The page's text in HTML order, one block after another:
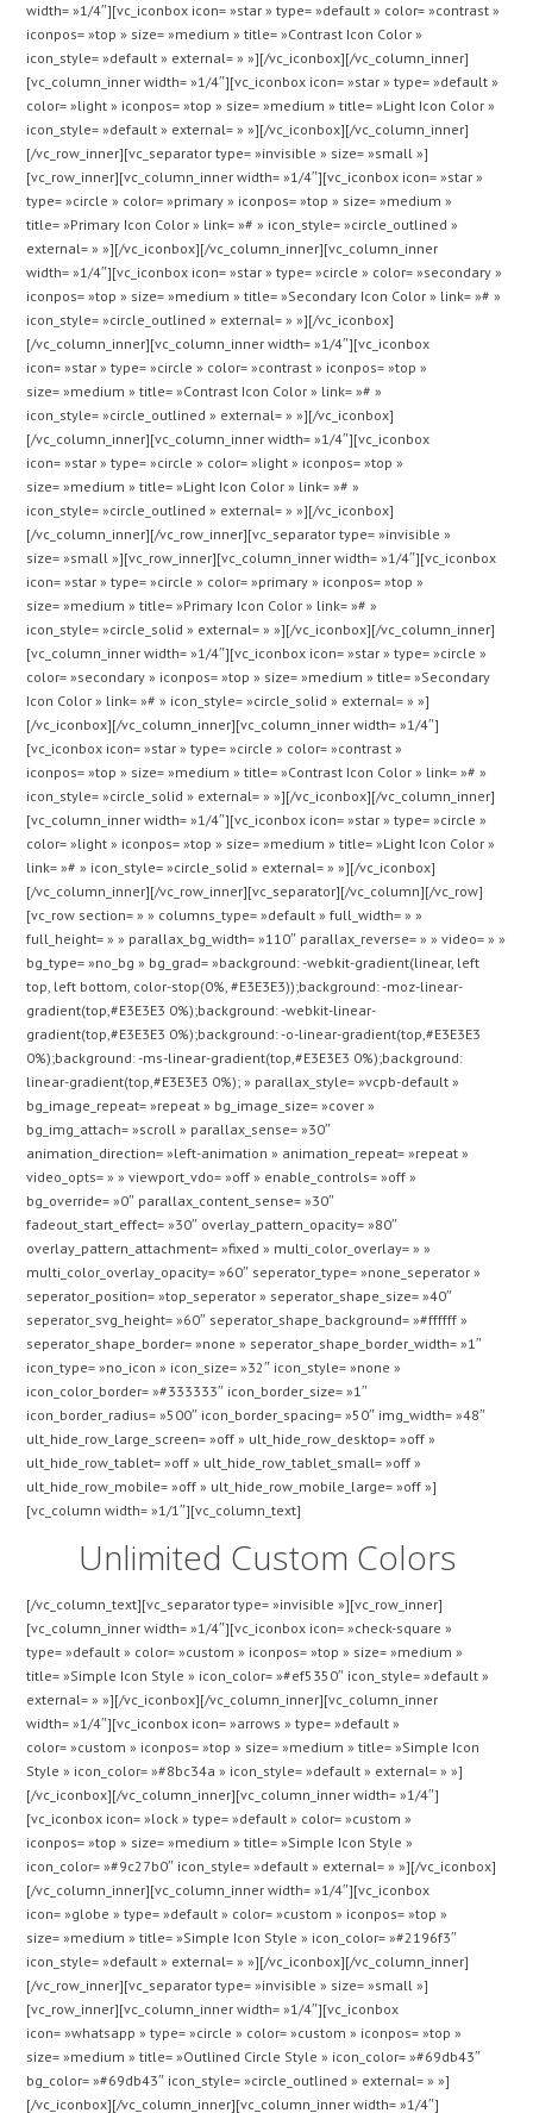
width= »1/4″][vc_iconbox icon= »star » type= »default » color= »contrast »
iconpos= »top » size= »medium » title= »Contrast Icon Color »
icon_style= »default » external= » »][/vc_iconbox][/vc_column_inner]
[vc_column_inner width= »1/4″][vc_iconbox icon= »star » type= »default »
color= »light » iconpos= »top » size= »medium » title= »Light Icon Color »
icon_style= »default » external= » »][/vc_iconbox][/vc_column_inner]
[/vc_row_inner][vc_separator type= »invisible » size= »small »]
[vc_row_inner][vc_column_inner width= »1/4″][vc_iconbox icon= »star »
type= »circle » color= »primary » iconpos= »top » size= »medium »
title= »Primary Icon Color » link= »# » icon_style= »circle_outlined »
external= » »][/vc_iconbox][/vc_column_inner][vc_column_inner
width= »1/4″][vc_iconbox icon= »star » type= »circle » color= »secondary »
iconpos= »top » size= »medium » title= »Secondary Icon Color » link= »# »
icon_style= »circle_outlined » external= » »][/vc_iconbox]
[/vc_column_inner][vc_column_inner width= »1/4″][vc_iconbox
icon= »star » type= »circle » color= »contrast » iconpos= »top »
size= »medium » title= »Contrast Icon Color » link= »# »
icon_style= »circle_outlined » external= » »][/vc_iconbox]
[/vc_column_inner][vc_column_inner width= »1/4″][vc_iconbox
icon= »star » type= »circle » color= »light » iconpos= »top »
size= »medium » title= »Light Icon Color » link= »# »
icon_style= »circle_outlined » external= » »][/vc_iconbox]
[/vc_column_inner][/vc_row_inner][vc_separator type= »invisible »
size= »small »][vc_row_inner][vc_column_inner width= »1/4″][vc_iconbox
icon= »star » type= »circle » color= »primary » iconpos= »top »
size= »medium » title= »Primary Icon Color » link= »# »
icon_style= »circle_solid » external= » »][/vc_iconbox][/vc_column_inner]
[vc_column_inner width= »1/4″][vc_iconbox icon= »star » type= »circle »
color= »secondary » iconpos= »top » size= »medium » title= »Secondary
Icon Color » link= »# » icon_style= »circle_solid » external= » »]
[/vc_iconbox][/vc_column_inner][vc_column_inner width= »1/4″]
[vc_iconbox icon= »star » type= »circle » color= »contrast »
iconpos= »top » size= »medium » title= »Contrast Icon Color » link= »# »
icon_style= »circle_solid » external= » »][/vc_iconbox][/vc_column_inner]
[vc_column_inner width= »1/4″][vc_iconbox icon= »star » type= »circle »
color= »light » iconpos= »top » size= »medium » title= »Light Icon Color »
link= »# » icon_style= »circle_solid » external= » »][/vc_iconbox]
[/vc_column_inner][/vc_row_inner][vc_separator][/vc_column][/vc_row]
[vc_row section= » » columns_type= »default » full_width= » »
full_height= » » parallax_bg_width= »110″ parallax_reverse= » » video= » »
bg_type= »no_bg » bg_grad= »background: -webkit-gradient(linear, left
top, left bottom, color-stop(0%, #E3E3E3));background: -moz-linear-
gradient(top,#E3E3E3 0%);background: -webkit-linear-
gradient(top,#E3E3E3 0%);background: -o-linear-gradient(top,#E3E3E3
0%);background: -ms-linear-gradient(top,#E3E3E3 0%);background:
linear-gradient(top,#E3E3E3 0%); » parallax_style= »vcpb-default »
bg_image_repeat= »repeat » bg_image_size= »cover »
bg_img_attach= »scroll » parallax_sense= »30″
animation_direction= »left-animation » animation_repeat= »repeat »
video_opts= » » viewport_vdo= »off » enable_controls= »off »
bg_override= »0″ parallax_content_sense= »30″
fadeout_start_effect= »30″ overlay_pattern_opacity= »80″
overlay_pattern_attachment= »fixed » multi_color_overlay= » »
multi_color_overlay_opacity= »60″ seperator_type= »none_seperator »
seperator_position= »top_seperator » seperator_shape_size= »40″
seperator_svg_height= »60″ seperator_shape_background= »#ffffff »
seperator_shape_border= »none » seperator_shape_border_width= »1″
icon_type= »no_icon » icon_size= »32″ icon_style= »none »
icon_color_border= »#333333″ icon_border_size= »1″
icon_border_radius= »500″ icon_border_spacing= »50″ img_width= »48″
ult_hide_row_large_screen= »off » ult_hide_row_desktop= »off »
ult_hide_row_tablet= »off » ult_hide_row_tablet_small= »off »
ult_hide_row_mobile= »off » ult_hide_row_mobile_large= »off »]
[vc_column width= »1/1″][vc_column_text]
Unlimited Custom Colors
[/vc_column_text][vc_separator type= »invisible »][vc_row_inner]
[vc_column_inner width= »1/4″][vc_iconbox icon= »check-square »
type= »default » color= »custom » iconpos= »top » size= »medium »
title= »Simple Icon Style » icon_color= »#ef5350″ icon_style= »default »
external= » »][/vc_iconbox][/vc_column_inner][vc_column_inner
width= »1/4″][vc_iconbox icon= »arrows » type= »default »
color= »custom » iconpos= »top » size= »medium » title= »Simple Icon
Style » icon_color= »#8bc34a » icon_style= »default » external= » »]
[/vc_iconbox][/vc_column_inner][vc_column_inner width= »1/4″]
[vc_iconbox icon= »lock » type= »default » color= »custom »
iconpos= »top » size= »medium » title= »Simple Icon Style »
icon_color= »#9c27b0″ icon_style= »default » external= » »][/vc_iconbox]
[/vc_column_inner][vc_column_inner width= »1/4″][vc_iconbox
icon= »globe » type= »default » color= »custom » iconpos= »top »
size= »medium » title= »Simple Icon Style » icon_color= »#2196f3″
icon_style= »default » external= » »][/vc_iconbox][/vc_column_inner]
[/vc_row_inner][vc_separator type= »invisible » size= »small »]
[vc_row_inner][vc_column_inner width= »1/4″][vc_iconbox
icon= »whatsapp » type= »circle » color= »custom » iconpos= »top »
size= »medium » title= »Outlined Circle Style » icon_color= »#69db43″
bg_color= »#69db43″ icon_style= »circle_outlined » external= » »]
[/vc_iconbox][/vc_column_inner][vc_column_inner width= »1/4″]